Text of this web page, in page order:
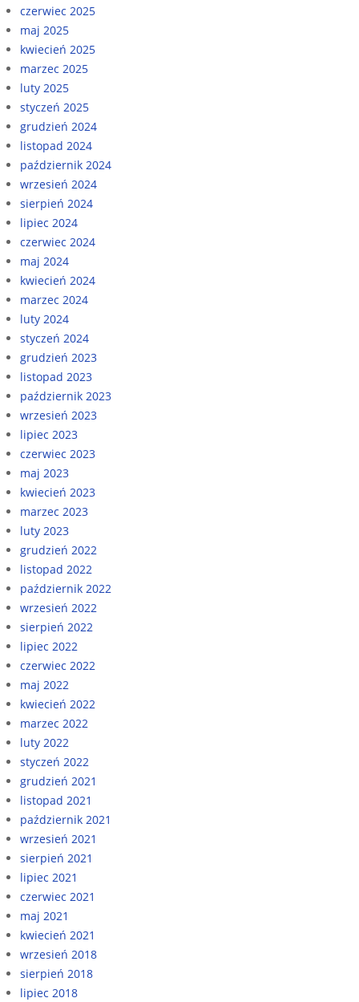
czerwiec 2025
maj 2025
kwiecień 2025
marzec 2025
luty 2025
styczeń 2025
grudzień 2024
listopad 2024
październik 2024
wrzesień 2024
sierpień 2024
lipiec 2024
czerwiec 2024
maj 2024
kwiecień 2024
marzec 2024
luty 2024
styczeń 2024
grudzień 2023
listopad 2023
październik 2023
wrzesień 2023
lipiec 2023
czerwiec 2023
maj 2023
kwiecień 2023
marzec 2023
luty 2023
grudzień 2022
listopad 2022
październik 2022
wrzesień 2022
sierpień 2022
lipiec 2022
czerwiec 2022
maj 2022
kwiecień 2022
marzec 2022
luty 2022
styczeń 2022
grudzień 2021
listopad 2021
październik 2021
wrzesień 2021
sierpień 2021
lipiec 2021
czerwiec 2021
maj 2021
kwiecień 2021
wrzesień 2018
sierpień 2018
lipiec 2018